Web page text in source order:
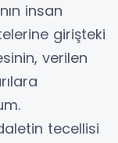
insan
girişteki
verilen
tecellisi